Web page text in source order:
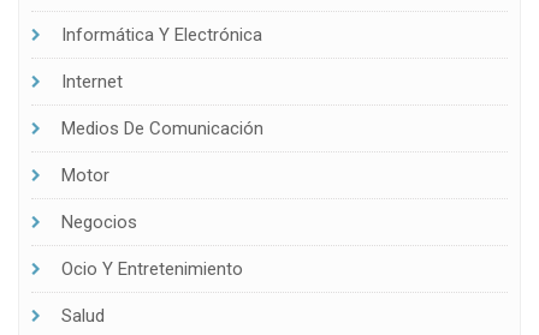
Informática Y Electrónica
Internet
Medios De Comunicación
Motor
Negocios
Ocio Y Entretenimiento
Salud